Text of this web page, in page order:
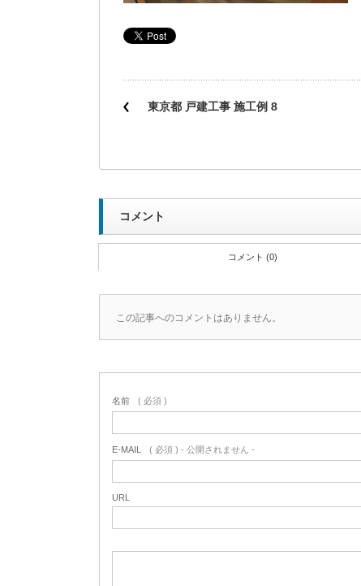
東京都 戸建工事 施工例 8
コメント
コメント (0)
この記事へのコメントはありません。
名前 ( 必須 )
E-MAIL ( 必須 ) - 公開されません -
URL